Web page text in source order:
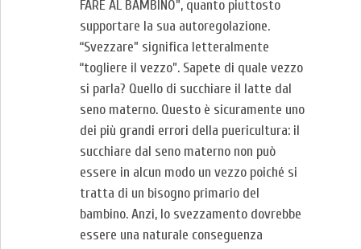
FARE AL BAMBINO”, quanto piuttosto
supportare la sua autoregolazione.
“Svezzare” significa letteralmente
“togliere il vezzo”. Sapete di quale vezzo
si parla? Quello di succhiare il latte dal
seno materno. Questo è sicuramente uno
dei più grandi errori della puericultura: il
succhiare dal seno materno non può
essere in alcun modo un vezzo poiché si
tratta di un bisogno primario del
bambino. Anzi, lo svezzamento dovrebbe
essere una naturale conseguenza